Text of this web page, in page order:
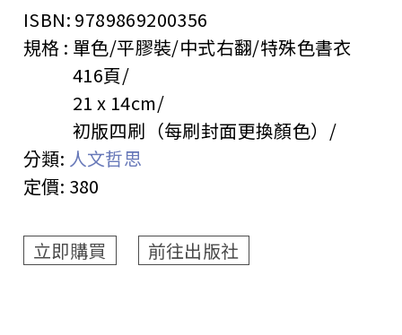
ISBN: 9789869200356
規格 : 單色/平膠裝/中式右翻/特殊色書衣
416頁
21 x 14cm
初版四刷（每刷封面更換顏色）
分類: 人文哲思
定價: 380
立即購買 前往出版社